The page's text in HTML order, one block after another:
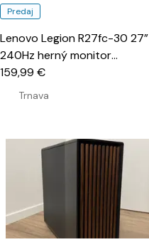
Predaj
Lenovo Legion R27fc-30 27”
240Hz herný monitor…
Trnava
159,99 €